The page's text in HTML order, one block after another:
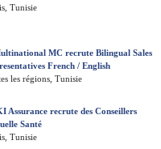
Tunisie
MC recrute Bilingual Sales
French / English
les régions, Tunisie
Assurance recrute des Conseillers
Santé
Tunisie